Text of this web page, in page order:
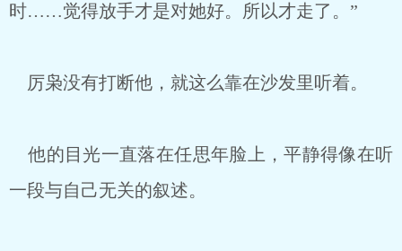
时……觉得放手才是对她好。所以才走了。”
厉枭没有打断他，就这么靠在沙发里听着。
他的目光一直落在任思年脸上，平静得像在听
一段与自己无关的叙述。